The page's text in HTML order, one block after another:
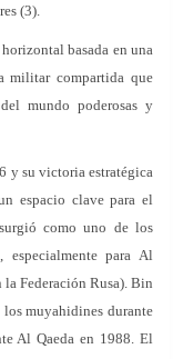
(3).
basada en una
militar compartida que
mundo poderosas y
y su victoria estratégica
espacio clave para el
como uno de los
especialmente para Al
Federación Rusa). Bin
muyahidines durante
Al Qaeda en 1988. El